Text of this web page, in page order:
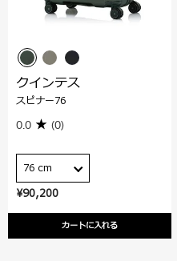
¥90,200
カートに入れる
クインテス
スピナー76
0.0 (0)
76 cm